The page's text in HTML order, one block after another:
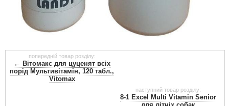
попередній товар розділу:
← Вітомакс для цуценят всіх
порід Мультивітамін, 120 табл.,
Vitomax
наступний товар розділу:
8-1 Excel Multi Vitamin Senior